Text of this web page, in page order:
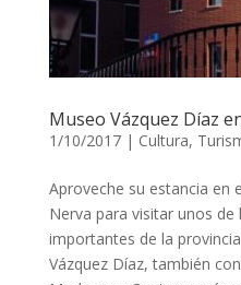
Museo Vázquez Díaz
1/10/2017| Cultura,
Aproveche su estancia en
Nerva para visitar unos
importantes de la
Vázquez Díaz, también